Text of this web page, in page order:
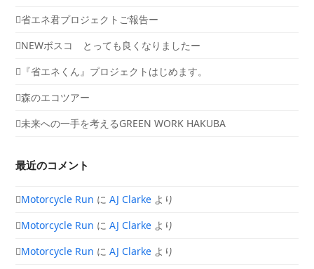
省エネ君プロジェクトご報告ー
NEWボスコ とっても良くなりましたー
『省エネくん』プロジェクトはじめます。
森のエコツアー
未来への一手を考えるGREEN WORK HAKUBA
最近のコメント
Motorcycle Run にAJ Clarke より
Motorcycle Run にAJ Clarke より
Motorcycle Run にAJ Clarke より